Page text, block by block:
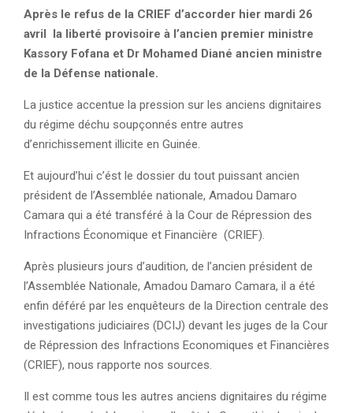
Après le refus de la CRIEF d’accorder hier mardi 26
avril la liberté provisoire à l’ancien premier ministre
Kassory Fofana et Dr Mohamed Diané ancien ministre
de la Défense nationale.
La justice accentue la pression sur les anciens dignitaires
du régime déchu soupçonnés entre autres
d’enrichissement illicite en Guinée.
Et aujourd’hui c’ést le dossier du tout puissant ancien
président de l’Assemblée nationale, Amadou Damaro
Camara qui a été transféré à la Cour de Répression des
Infractions Économique et Financière (CRIEF).
Après plusieurs jours d’audition, de l’ancien président de
l’Assemblée Nationale, Amadou Damaro Camara, il a été
enfin déféré par les enquêteurs de la Direction centrale des
investigations judiciaires (DCIJ) devant les juges de la Cour
de Répression des Infractions Economiques et Financières
(CRIEF), nous rapporte nos sources.
Il est comme tous les autres anciens dignitaires du régime